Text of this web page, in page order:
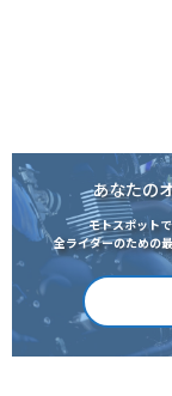
あなたの
モトスポット
全ライダーのための